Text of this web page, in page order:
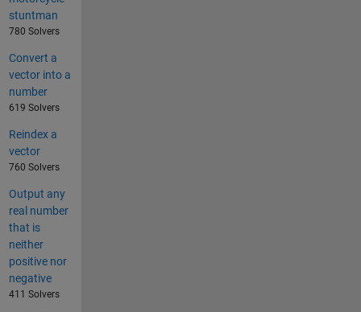
stuntman
780 Solvers
Convert a
vector into a
number
619 Solvers
Reindex a
vector
760 Solvers
Output any
real number
that is
neither
positive nor
negative
411 Solvers